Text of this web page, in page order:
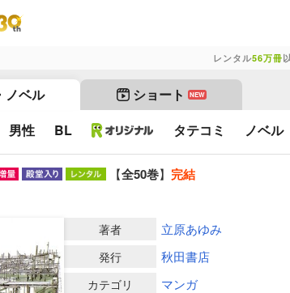
レンタル56万冊
ノベル ショート NEW
男性 BL タテコミ ノベル
【全50巻】 完結
著者 立原あゆみ
発行 秋田書店
カテゴリ マンガ